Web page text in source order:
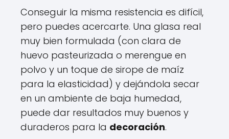
Conseguir la misma resistencia es difícil,
pero puedes acercarte. Una glasa real
muy bien formulada (con clara de
huevo pasteurizada o merengue en
polvo y un toque de sirope de maíz
para la elasticidad) y dejándola secar
en un ambiente de baja humedad,
puede dar resultados muy buenos y
duraderos para la decoración.